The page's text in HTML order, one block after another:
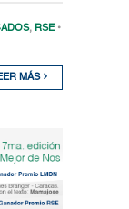
, RSE •
MÁS